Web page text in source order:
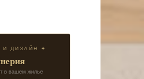
И ДИЗАЙН ✦
в вашем жилье